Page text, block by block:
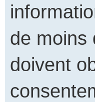
de moins
doivent